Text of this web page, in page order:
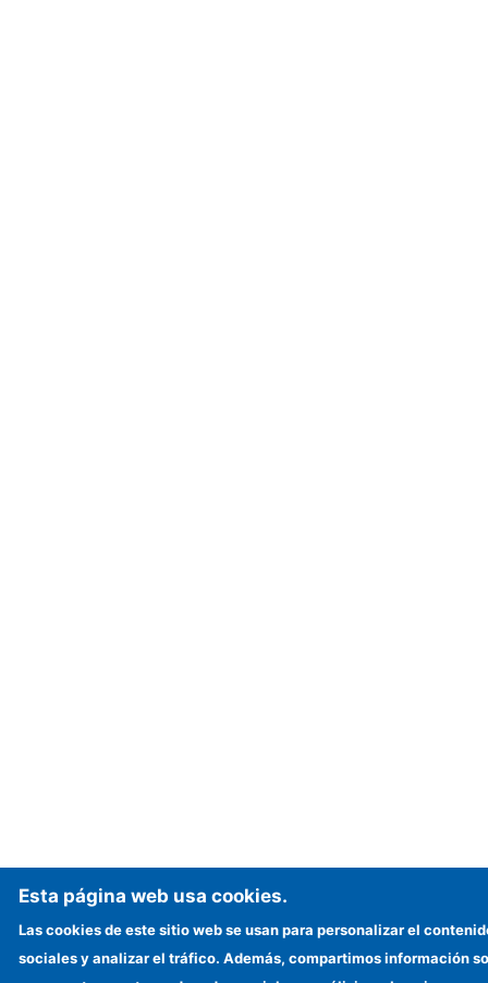
Esta página web usa cookies.
Las cookies de este sitio web se usan para personalizar el
sociales y analizar el tráfico. Además, compartimos información